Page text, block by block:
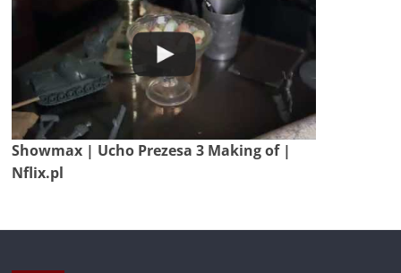
Showmax | Ucho Prezesa 3 Making of |
Nflix.pl